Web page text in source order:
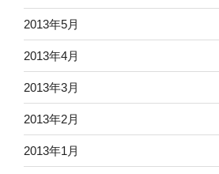
2013年5月
2013年4月
2013年3月
2013年2月
2013年1月